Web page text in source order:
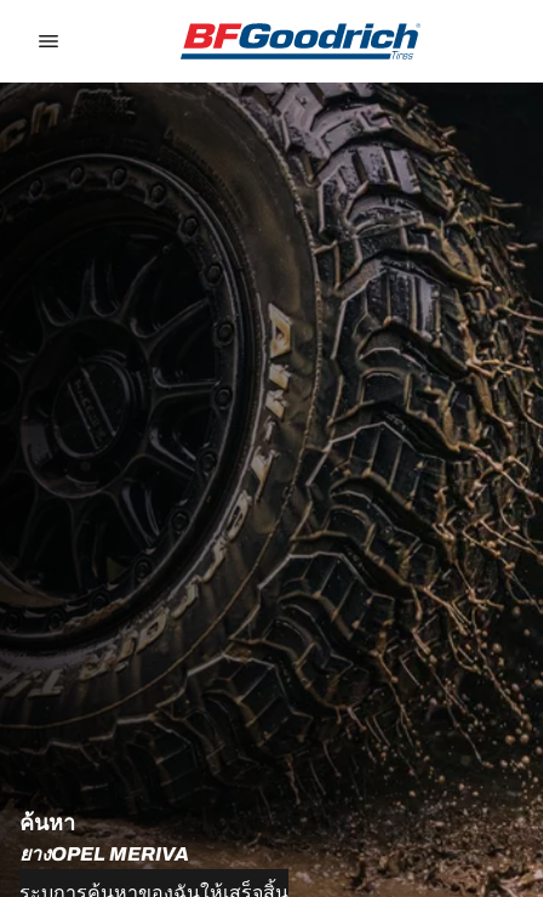
ค้นหา
ยางOPEL MERIVA
ระบุการค้นหาของฉันให้เสร็จสิ้น